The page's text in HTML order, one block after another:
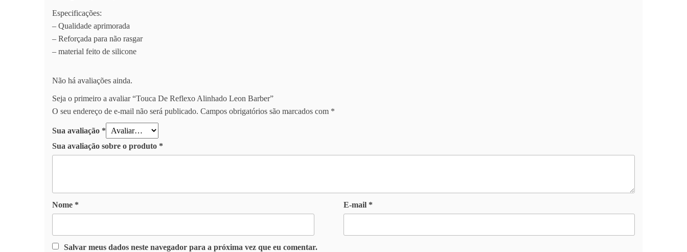
Especificações:
– Qualidade aprimorada
– Reforçada para não rasgar
– material feito de silicone
Não há avaliações ainda.
Seja o primeiro a avaliar “Touca De Reflexo Alinhado Leon Barber”
O seu endereço de e-mail não será publicado. Campos obrigatórios são marcados com *
Sua avaliação *
Sua avaliação sobre o produto *
Nome * E-mail *
Salvar meus dados neste navegador para a próxima vez que eu comentar.